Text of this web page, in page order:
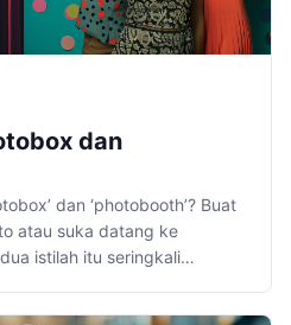
dan
dan ‘photobooth’? Buat
atau suka datang ke
istilah itu seringkali